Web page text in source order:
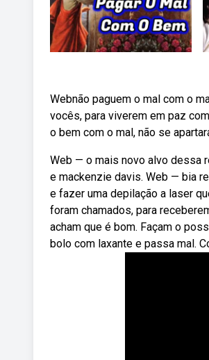
Webnão paguem o mal com o
vocês, para viverem em paz
o bem com o mal, não se
Web — o mais novo alvo dessa
e mackenzie davis. Web — bia
e fazer uma depilação a laser
foram chamados, para
acham que é bom. Façam o
bolo com laxante e passa mal.